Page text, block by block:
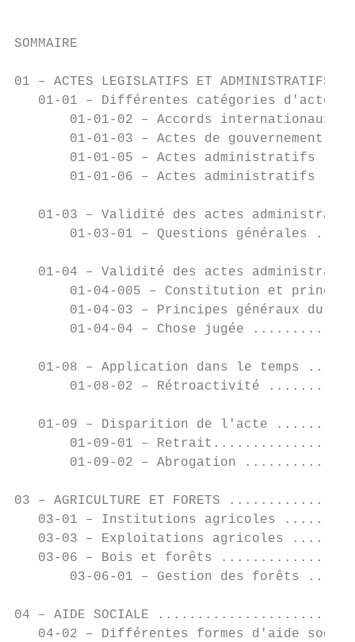
SOMMAIRE
01 – ACTES LEGISLATIFS ET
01-01 – Différentes catégories d'actes
01-01-02 – Accords internationaux
01-01-03 – Actes de gouvernement
01-01-05 – Actes administratifs -
01-01-06 – Actes administratifs -
01-03 – Validité des actes
01-03-01 – Questions générales
01-04 – Validité des actes
01-04-005 – Constitution et
01-04-03 – Principes généraux du
01-04-04 – Chose jugée
01-08 – Application dans le temps
01-08-02 – Rétroactivité
01-09 – Disparition de l'acte
01-09-01 –
01-09-02 – Abrogation
03 – AGRICULTURE ET
03-01 – Institutions agricoles
03-03 – Exploitations agricoles
03-06 – Bois et forêts
03-06-01 – Gestion des forêts
04 – AIDE SOCIALE
04-02 – Différentes formes d'aide